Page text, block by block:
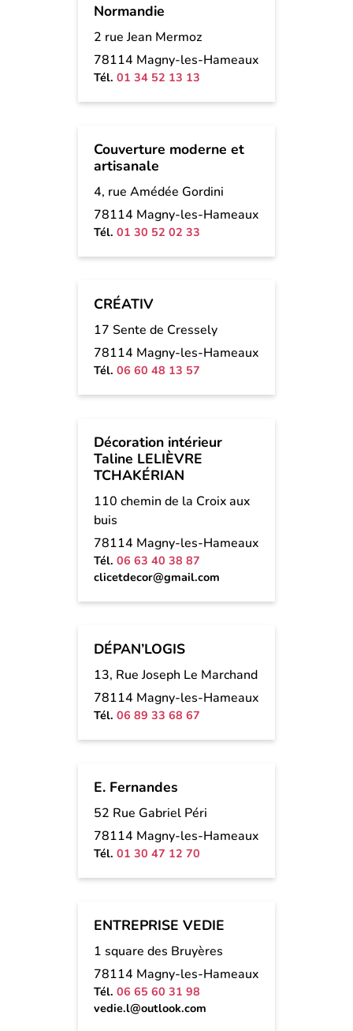
Normandie
2 rue Jean Mermoz
78114 Magny-les-Hameaux
Tél. 01 34 52 13 13
Couverture moderne et
artisanale
4, rue Amédée Gordini
78114 Magny-les-Hameaux
Tél. 01 30 52 02 33
CRÉATIV
17 Sente de Cressely
78114 Magny-les-Hameaux
Tél. 06 60 48 13 57
Décoration intérieur
Taline LELIÈVRE
TCHAKÉRIAN
110 chemin de la Croix aux
buis
78114 Magny-les-Hameaux
Tél. 06 63 40 38 87
clicetdecor@gmail.com
DÉPAN’LOGIS
13, Rue Joseph Le Marchand
78114 Magny-les-Hameaux
Tél. 06 89 33 68 67
E. Fernandes
52 Rue Gabriel Péri
78114 Magny-les-Hameaux
Tél. 01 30 47 12 70
ENTREPRISE VEDIE
1 square des Bruyères
78114 Magny-les-Hameaux
Tél. 06 65 60 31 98
vedie.l@outlook.com